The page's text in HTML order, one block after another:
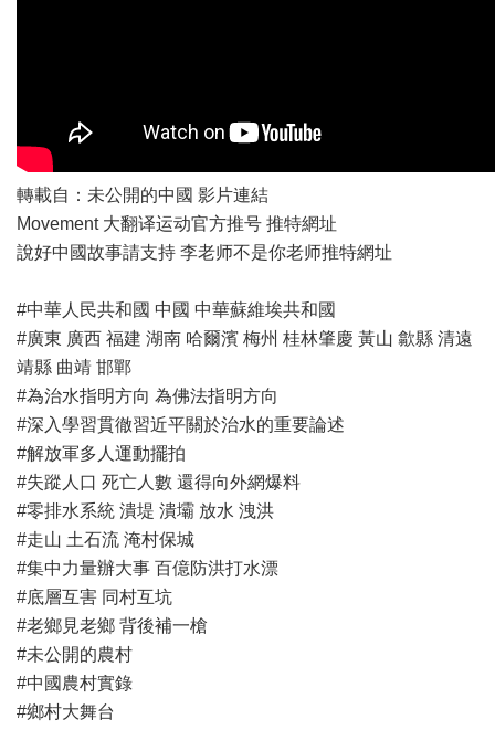
轉載自：未公開的中國 影片連結
Movement 大翻译运动官方推号 推特網址
說好中國故事請支持 李老师不是你老师推特網址
#中華人民共和國 中國 中華蘇維埃共和國
#廣東 廣西 福建 湖南 哈爾濱 梅州 桂林肇慶 黃山 歙縣 清遠
靖縣 曲靖 邯鄲
#為治水指明方向 為佛法指明方向
#深入學習貫徹習近平關於治水的重要論述
#解放軍多人運動擺拍
#失蹤人口 死亡人數 還得向外網爆料
#零排水系統 潰堤 潰壩 放水 洩洪
#走山 土石流 淹村保城
#集中力量辦大事 百億防洪打水漂
#底層互害 同村互坑
#老鄉見老鄉 背後補一槍
#未公開的農村
#中國農村實錄
#鄉村大舞台